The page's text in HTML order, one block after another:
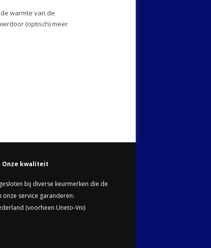
warmte van de
(optisch) meer
Onze kwaliteit
bij diverse keurmerken die de
onze service garanderen:
(voorheen Uneto-Vni)